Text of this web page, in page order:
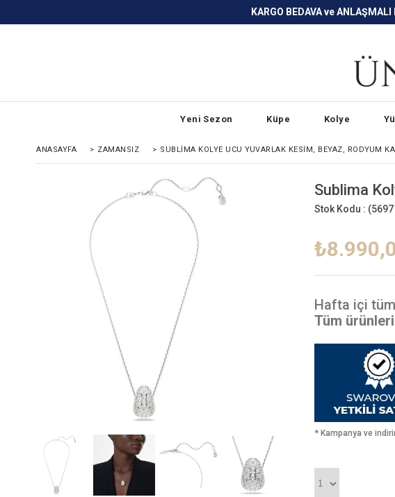
KARGO BEDAVA ve ANLAŞMALI BANKALARDA
Yeni Sezon Küpe Kolye
ANASAYFA > ZAMANSIZ > SUBLIMA KOLYE UCU YUVARLAK KESIM, BEYAZ, RODYUM
Sublima
Stok Kodu :
Hafta içi
Tüm
* Kampanya ve